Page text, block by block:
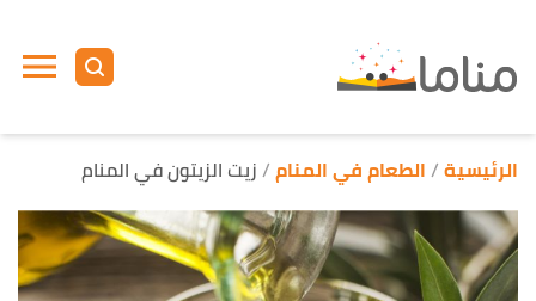
الرئيسية الطعام في المنام زيت الزيتون في المنام